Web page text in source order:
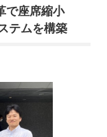
で座席縮小
テムを構築